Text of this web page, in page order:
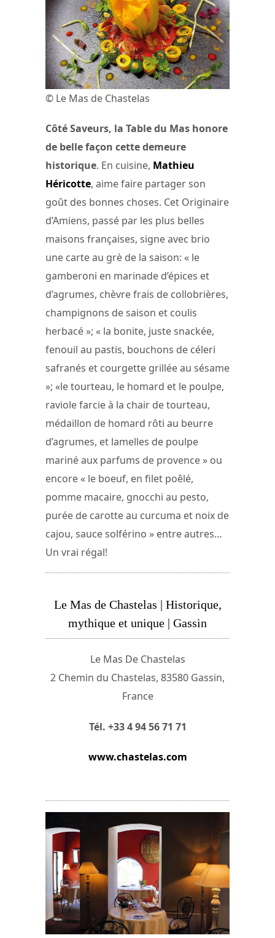
© Le Mas de Chastelas
Côté Saveurs, la Table du Mas honore
de belle façon cette demeure
historique. En cuisine, Mathieu
Héricotte, aime faire partager son
goût des bonnes choses. Cet Originaire
d’Amiens, passé par les plus belles
maisons françaises, signe avec brio
une carte au grè de la saison: « le
gamberoni en marinade d’épices et
d’agrumes, chèvre frais de collobrières,
champignons de saison et coulis
herbacé »; « la bonite, juste snackée,
fenouil au pastis, bouchons de céleri
safranés et courgette grillée au sésame
»; «le tourteau, le homard et le poulpe,
raviole farcie à la chair de tourteau,
médaillon de homard rôti au beurre
d’agrumes, et lamelles de poulpe
mariné aux parfums de provence » ou
encore « le boeuf, en filet poêlé,
pomme macaire, gnocchi au pesto,
purée de carotte au curcuma et noix de
cajou, sauce solférino » entre autres…
Un vrai régal!
Le Mas de Chastelas | Historique,
mythique et unique | Gassin
Le Mas De Chastelas
2 Chemin du Chastelas, 83580 Gassin,
France
Tél. +33 4 94 56 71 71
www.chastelas.com